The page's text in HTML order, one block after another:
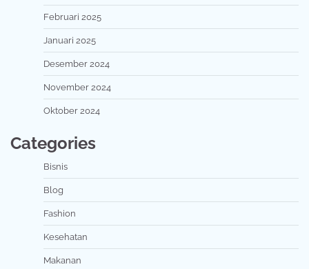
Februari 2025
Januari 2025
Desember 2024
November 2024
Oktober 2024
Categories
Bisnis
Blog
Fashion
Kesehatan
Makanan